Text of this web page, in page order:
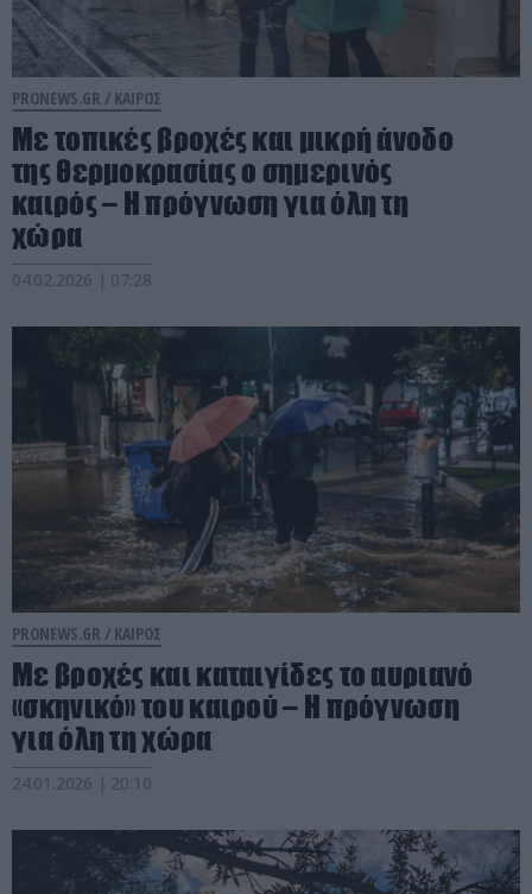
PRONEWS.GR / ΚΑΙΡΟΣ
Με τοπικές βροχές και μικρή άνοδο
της θερμοκρασίας ο σημερινός
καιρός – Η πρόγνωση για όλη τη
χώρα
04.02.2026 | 07:28
PRONEWS.GR / ΚΑΙΡΟΣ
Με βροχές και καταιγίδες το αυριανό
«σκηνικό» του καιρού – Η πρόγνωση
για όλη τη χώρα
24.01.2026 | 20:10